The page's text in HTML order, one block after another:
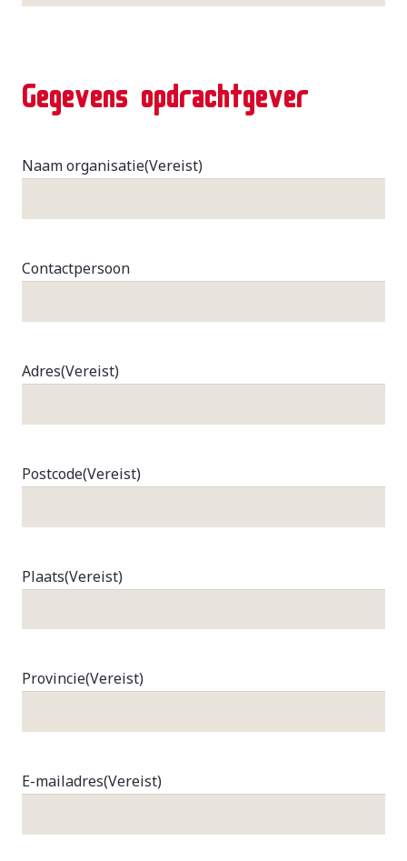
Gegevens opdrachtgever
Naam organisatie(Vereist)
Contactpersoon
Adres(Vereist)
Postcode(Vereist)
Plaats(Vereist)
Provincie(Vereist)
E-mailadres(Vereist)